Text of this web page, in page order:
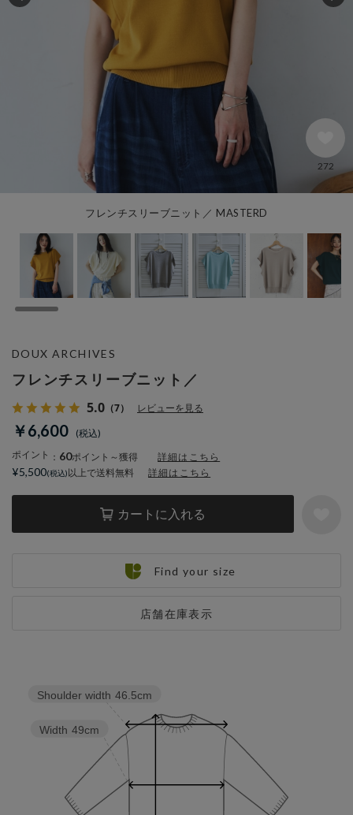
フレンチスリーブニット／ MASTERD
272
フレンチスリーブニット／
5.0 （7） レビューを見る
￥6,600
ポイント ： 60ポイント～獲得 詳細はこちら
カートに入れる
店舗在庫表示
DOUX ARCHIVES
¥5,500 以上で送料無料 詳細はこちら
Find your size
Width 49cm
Shoulder width 46.5cm